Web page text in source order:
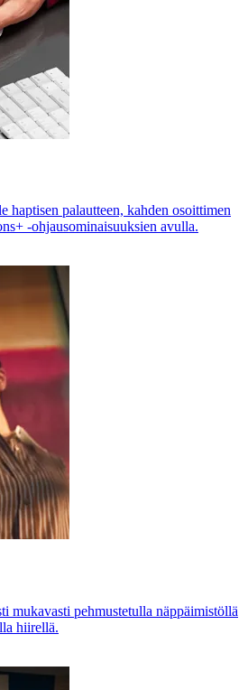
haptisen palautteen, kahden osoittimen
-ohjausominaisuuksien avulla.
mukavasti pehmustetulla näppäimistöllä
hiirellä.